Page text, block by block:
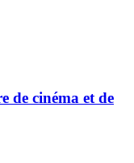
de cinéma et de